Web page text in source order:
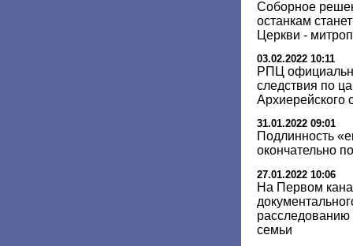
Соборное
останкам
Церкви -
03.02.2022 10:11
РПЦ
следствия по
Архиерейского
31.01.2022 09:01
Подлинность
окончательно
27.01.2022 10:06
На Первом
расследованию
семьи